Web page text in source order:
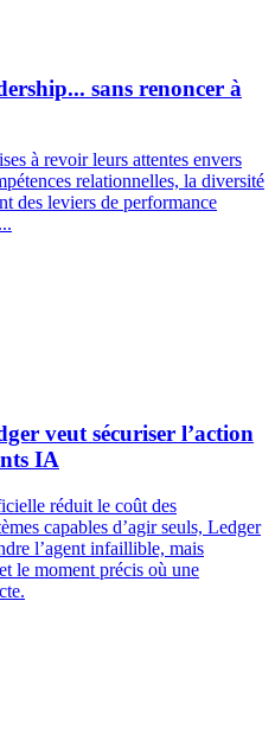
sans renoncer à
à revoir leurs attentes envers
relationnelles, la diversité
des leviers de performance
veut sécuriser l’action
IA
réduit le coût des
capables d’agir seuls, Ledger
l’agent infaillible, mais
le moment précis où une